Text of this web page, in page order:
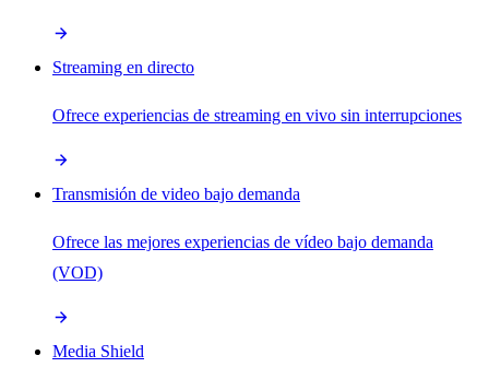
Streaming en directo
Ofrece experiencias de streaming en vivo sin interrupciones
Transmisión de video bajo demanda
Ofrece las mejores experiencias de vídeo bajo demanda
(VOD)
Media Shield